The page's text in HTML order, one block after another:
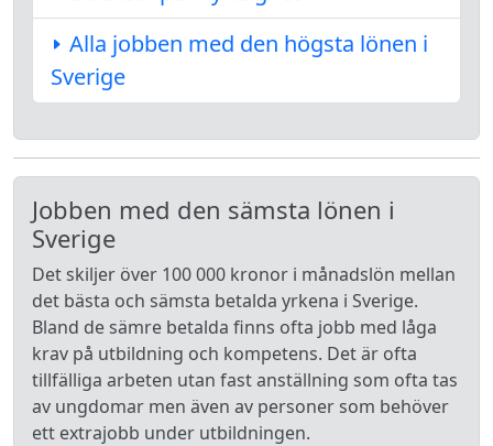
Alla jobben med den högsta lönen i
Sverige
Jobben med den sämsta lönen i
Sverige
Det skiljer över 100 000 kronor i månadslön mellan
det bästa och sämsta betalda yrkena i Sverige.
Bland de sämre betalda finns ofta jobb med låga
krav på utbildning och kompetens. Det är ofta
tillfälliga arbeten utan fast anställning som ofta tas
av ungdomar men även av personer som behöver
ett extrajobb under utbildningen.